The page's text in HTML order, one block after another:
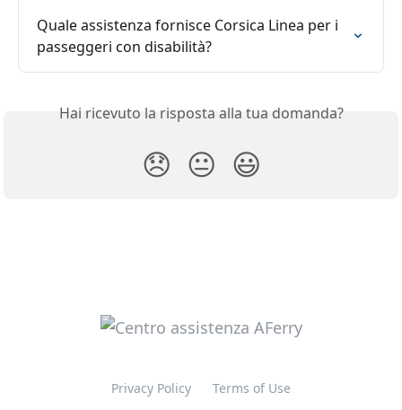
Quale assistenza fornisce Corsica Linea per i
passeggeri con disabilità?
Hai ricevuto la risposta alla tua domanda?
😞 😐 😃
Privacy Policy Terms of Use